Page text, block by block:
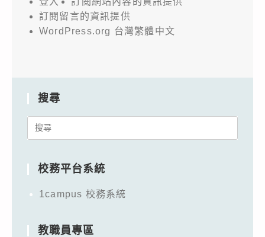
訂閱留言的資訊提供
WordPress.org 台灣繁體中文
搜尋
Search
校務平台系統
1campus 校務系統
教職員專區